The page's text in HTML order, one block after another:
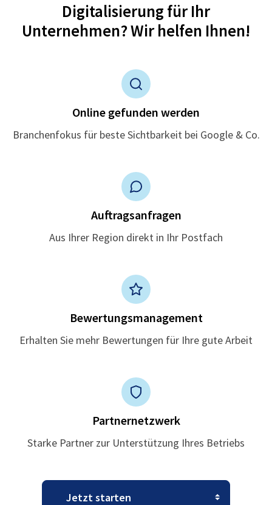
Digitalisierung für Ihr
Unternehmen? Wir helfen Ihnen!
Online gefunden werden
Branchenfokus für beste Sichtbarkeit bei Google & Co.
Auftragsanfragen
Aus Ihrer Region direkt in Ihr Postfach
Bewertungsmanagement
Erhalten Sie mehr Bewertungen für Ihre gute Arbeit
Partnernetzwerk
Starke Partner zur Unterstützung Ihres Betriebs